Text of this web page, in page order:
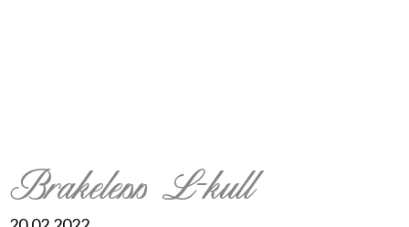
Brakeless L-kull